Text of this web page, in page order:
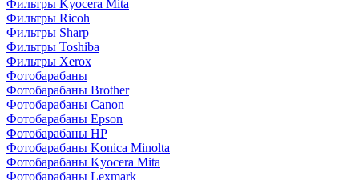
Фильтры Kyocera Mita
Фильтры Ricoh
Фильтры Sharp
Фильтры Toshiba
Фильтры Xerox
Фотобарабаны
Фотобарабаны Brother
Фотобарабаны Canon
Фотобарабаны Epson
Фотобарабаны HP
Фотобарабаны Konica Minolta
Фотобарабаны Kyocera Mita
Фотобарабаны Lexmark